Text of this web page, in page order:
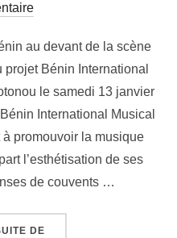
au devant de la scène
projet Bénin International
le samedi 13 janvier
International Musical
promouvoir la musique
l’esthétisation de ses
de couvents …
DE